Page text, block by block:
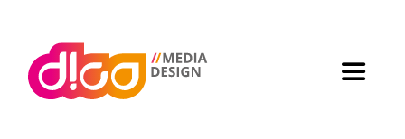
springen
Toggle